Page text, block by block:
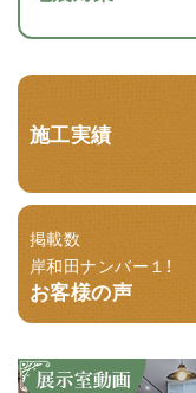
施工実績
掲載数
岸和田ナンバー１！
お客様の声